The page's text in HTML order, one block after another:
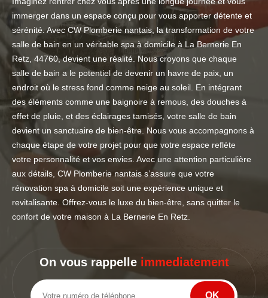
immerger dans un espace conçu pour vous apporter détente et
sérénité. Avec CW Plomberie nantais, la transformation de votre
salle de bain en un véritable spa à domicile à La Bernerie En
Retz, 44760, devient une réalité. Nous croyons que chaque
salle de bain a le potentiel de devenir un havre de paix, un
endroit où le stress fond comme neige au soleil. En intégrant
des éléments comme une baignoire à remous, des douches à
effet de pluie, et des éclairages tamisés, votre salle de bain
devient un sanctuaire de bien-être. Nous vous accompagnons à
chaque étape de votre projet pour que votre espace reflète
votre personnalité et vos envies. Avec une attention particulière
aux détails, CW Plomberie nantais s’assure que votre
rénovation spa à domicile soit une expérience unique et
revitalisante. Offrez-vous le luxe du bien-être, sans quitter le
confort de votre maison à La Bernerie En Retz.
On vous rappelle immediatement